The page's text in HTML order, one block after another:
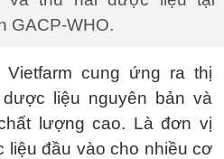
GACP-WHO.
Vietfarm cung ứng ra thị
liệu nguyên bản và
lượng cao. Là đơn vị
liệu đầu vào cho nhiều cơ